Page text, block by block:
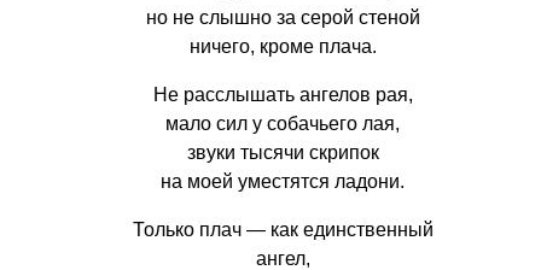
но не слышно за серой стеной
ничего, кроме плача.
Не расслышать ангелов рая,
мало сил у собачьего лая,
звуки тысячи скрипок
на моей уместятся ладони.
Только плач — как единственный
ангел,